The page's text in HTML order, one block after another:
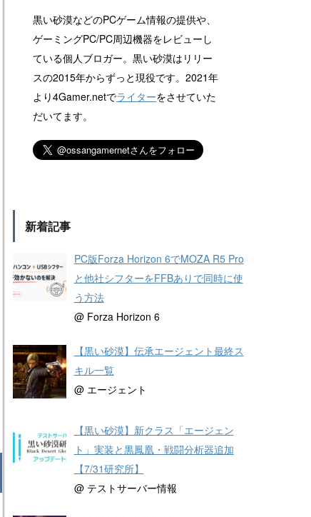
黒い砂漠などのPCゲーム情報の提供や、
ゲーミングPC/PC周辺機器をレビューし
ている個人ブロガー。黒い砂漠はリリー
スの2015年からずっと現役です。2021年
より4Gamer.netでライターをさせていた
だいてます。
新着記事
PC版Forza Horizon 6でMOZA R5 Pro
と他社シフターをFFBありで同時に使
う方法
@ Forza Horizon 6
【黒い砂漠】伝承エージェント最終ス
キル一覧
@ エージェント
【黒い砂漠】新クラス「エージェン
ト」実装と黒鳳凰・戦闘分析器追加
【7/31研究所】
@ テストサーバー情報